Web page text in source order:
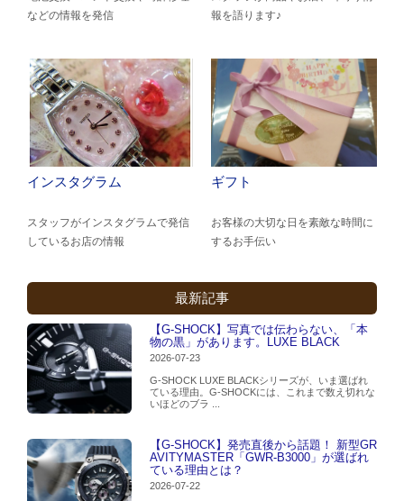
などの情報を発信
報を語ります♪
インスタグラム
スタッフがインスタグラムで発信
しているお店の情報
ギフト
お客様の大切な日を素敵な時間に
するお手伝い
最新記事
【G-SHOCK】写真では伝わらない、「本
物の黒」があります。LUXE BLACK
2026-07-23
G-SHOCK LUXE BLACKシリーズが、いま選ばれ
ている理由。G-SHOCKには、これまで数え切れな
いほどのブラ ...
【G-SHOCK】発売直後から話題！ 新型GR
AVITYMASTER「GWR-B3000」が選ばれ
ている理由とは？
2026-07-22